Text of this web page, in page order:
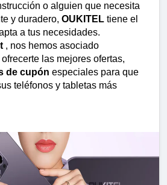
o alguien que necesita
y duradero, OUKITEL tiene el
a tus necesidades.
, nos hemos asociado
ofrecerte las mejores ofertas,
de cupón especiales para que
teléfonos y tabletas más